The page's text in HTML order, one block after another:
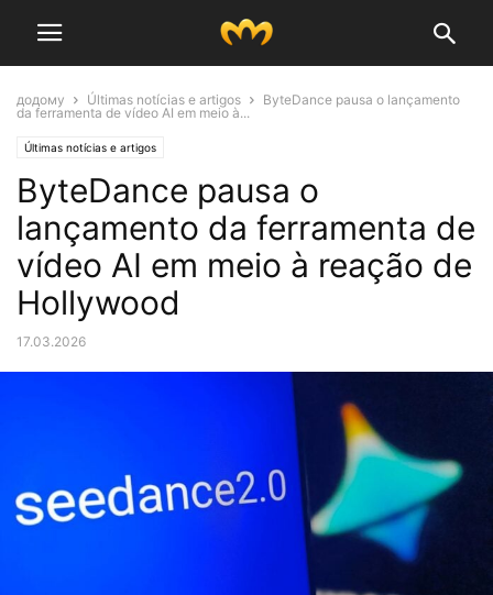
додому Últimas notícias e artigos
ByteDance pausa o lançamento
da ferramenta de vídeo AI em meio à...
Últimas notícias e artigos
ByteDance pausa o
lançamento da ferramenta de
vídeo AI em meio à reação de
Hollywood
17.03.2026